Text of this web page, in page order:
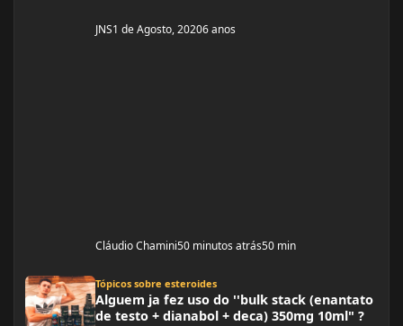
JNS1 de Agosto, 20206 anos
Cláudio Chamini50 minutos atrás50 min
Tópicos sobre esteroides
Alguem ja fez uso do ''bulk stack (enantato
de testo + dianabol + deca) 350mg 10ml" ?